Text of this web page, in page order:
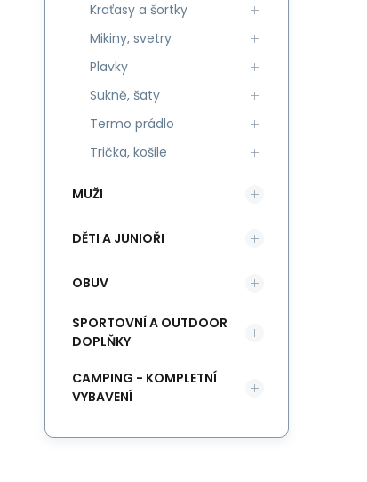
Kraťasy a šortky
Mikiny, svetry
Plavky
Sukně, šaty
Termo prádlo
Trička, košile
MUŽI
DĚTI A JUNIOŘI
OBUV
SPORTOVNÍ A OUTDOOR
DOPLŇKY
CAMPING - KOMPLETNÍ
VYBAVENÍ